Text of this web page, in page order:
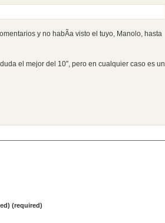
y no habÃ­a visto el tuyo, Manolo, hasta
el mejor del 10″, pero en cualquier caso es un
(required)